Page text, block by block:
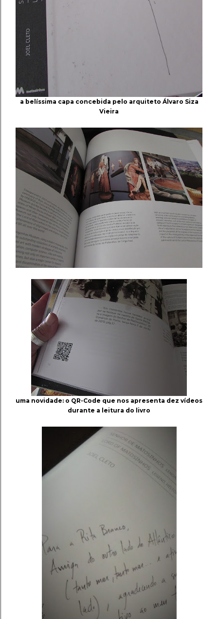
a belíssima capa concebida pelo arquiteto Álvaro Siza
Vieira
uma novidade: o QR-Code que nos apresenta dez vídeos
durante a leitura do livro